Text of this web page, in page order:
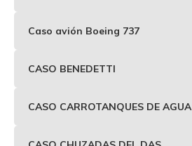
Caso avión Boeing 737
CASO BENEDETTI
CASO CARROTANQUES DE